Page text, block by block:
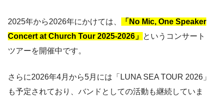
2025年から2026年にかけては、
「No Mic, One Speaker
Concert at Church Tour 2025-2026」 というコンサート
ツアーを開催中です。
さらに2026年4月から5月には「LUNA SEA TOUR 2026」
も予定されており、バンドとしての活動も継続していま